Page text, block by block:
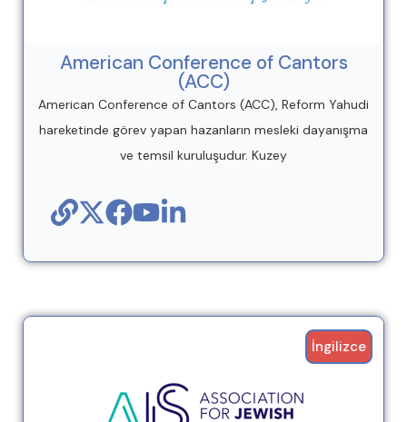
American Conference of Cantors
(ACC)
American Conference of Cantors (ACC), Reform Yahudi
hareketinde görev yapan hazanların mesleki dayanışma
ve temsil kuruluşudur. Kuzey
İngilizce